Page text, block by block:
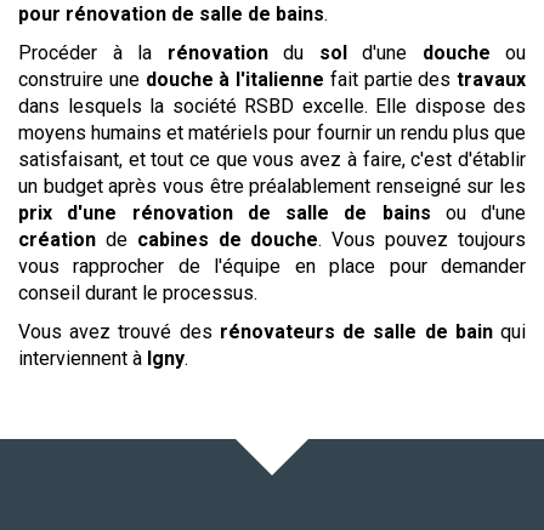
pour rénovation de salle de bains.
Procéder à la rénovationdu sold'une douche ou
construire une douche à l'italienne fait partie des travaux
dans lesquels la société RSBD excelle. Elle dispose des
moyens humains et matériels pour fournir un rendu plus que
satisfaisant, et tout ce que vous avez à faire, c'est d'établir
un budget après vous être préalablement renseigné sur les
prix d'une rénovation de salle de bains ou d'une
création de cabines de douche. Vous pouvez toujours
vous rapprocher de l'équipe en place pour demander
conseil durant le processus.
Vous avez trouvé des rénovateurs de salle de bainqui
interviennent à Igny.